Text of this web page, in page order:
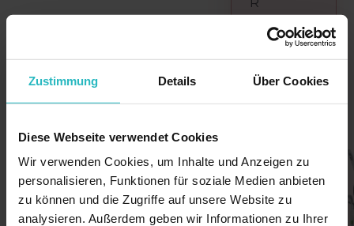
Zustimmung Details Über Cookies
Diese Webseite verwendet Cookies
Wir verwenden Cookies, um Inhalte und Anzeigen zu
personalisieren, Funktionen für soziale Medien anbieten
zu können und die Zugriffe auf unsere Website zu
analysieren. Außerdem geben wir Informationen zu Ihrer
i
o
f
q
u
e